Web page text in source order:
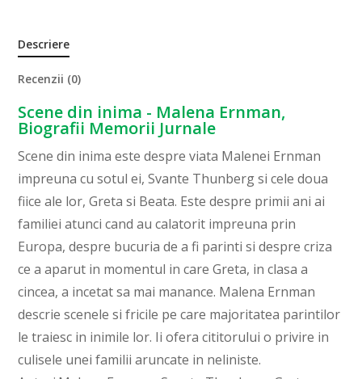
Descriere
Recenzii (0)
Scene din inima - Malena Ernman,
Biografii Memorii Jurnale
Scene din inima este despre viata Malenei Ernman
impreuna cu sotul ei, Svante Thunberg si cele doua
fiice ale lor, Greta si Beata. Este despre primii ani ai
familiei atunci cand au calatorit impreuna prin
Europa, despre bucuria de a fi parinti si despre criza
ce a aparut in momentul in care Greta, in clasa a
cincea, a incetat sa mai manance. Malena Ernman
descrie scenele si fricile pe care majoritatea parintilor
le traiesc in inimile lor. Ii ofera cititorului o privire in
culisele unei familii aruncate in neliniste.